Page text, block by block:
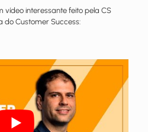
vídeo interessante feito pela CS
do Customer Success: